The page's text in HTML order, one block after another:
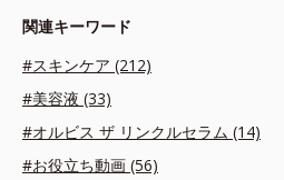
関連キーワード
#スキンケア (212)
#美容液 (33)
#オルビス ザ リンクルセラム (14)
#お役立ち動画 (56)